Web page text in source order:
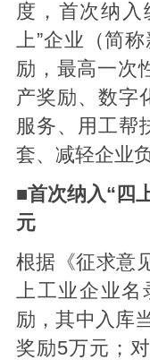
度，首次纳入
上”企业（简
励，最高一次
产奖励、数字
服务、用工帮
套、减轻企业
■首次纳入“四
元
根据《征求意
上工业企业名
励，其中入库
奖励5万元；